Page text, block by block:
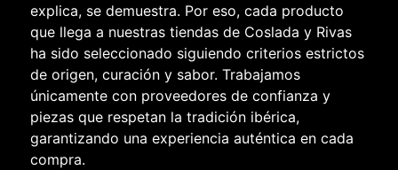
explica, se demuestra. Por eso, cada producto
que llega a nuestras tiendas de Coslada y Rivas
ha sido seleccionado siguiendo criterios estrictos
de origen, curación y sabor. Trabajamos
únicamente con proveedores de confianza y
piezas que respetan la tradición ibérica,
garantizando una experiencia auténtica en cada
compra.